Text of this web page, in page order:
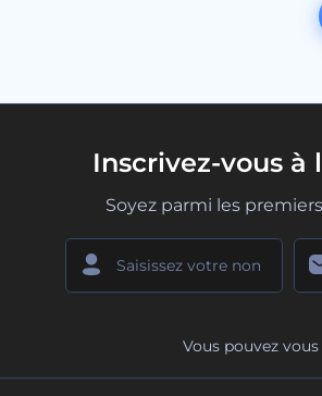
Inscrivez-vous
Soyez parmi les
Vous pouvez